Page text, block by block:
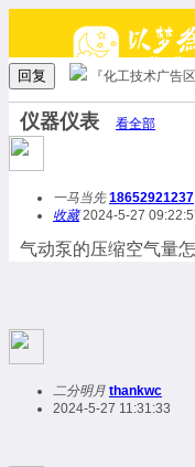
回复 『化工技术广告区
仪器仪表 看全部
一马当先 18652921237
收藏2024-5-27
气动泵的压缩空气量
二分明月 thankwc
2024-5-27 11:31:33